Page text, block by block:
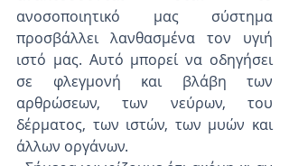
ανοσοποιητικό μας σύστημα
προσβάλλει λανθασμένα τον υγιή
ιστό μας. Αυτό μπορεί να οδηγήσει
σε φλεγμονή και βλάβη των
αρθρώσεων, των νεύρων, του
δέρματος, των ιστών, των μυών και
άλλων οργάνων.